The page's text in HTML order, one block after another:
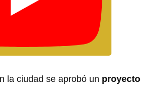
la ciudad se aprobó un proyecto